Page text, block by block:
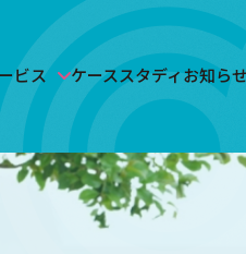
ビス ケーススタディお知らせ